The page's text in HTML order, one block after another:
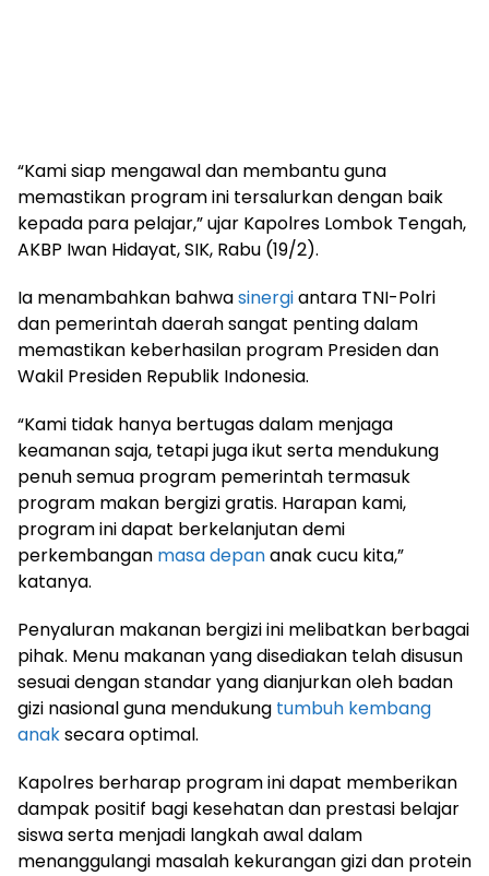
“Kami siap mengawal dan membantu guna
memastikan program ini tersalurkan dengan baik
kepada para pelajar,” ujar Kapolres Lombok Tengah,
AKBP Iwan Hidayat, SIK, Rabu (19/2).
Ia menambahkan bahwasinergiantara TNI-Polri
dan pemerintah daerah sangat penting dalam
memastikan keberhasilan program Presiden dan
Wakil Presiden Republik Indonesia.
“Kami tidak hanya bertugas dalam menjaga
keamanan saja, tetapi juga ikut serta mendukung
penuh semua program pemerintah termasuk
program makan bergizi gratis. Harapan kami,
program ini dapat berkelanjutan demi
perkembangan masa depananak cucu kita,”
katanya.
Penyaluran makanan bergizi ini melibatkan berbagai
pihak. Menu makanan yang disediakan telah disusun
sesuai dengan standar yang dianjurkan oleh badan
gizi nasional guna mendukung tumbuh kembang
anaksecara optimal.
Kapolres berharap program ini dapat memberikan
dampak positif bagi kesehatan dan prestasi belajar
siswa serta menjadi langkah awal dalam
menanggulangi masalah kekurangan gizi dan protein